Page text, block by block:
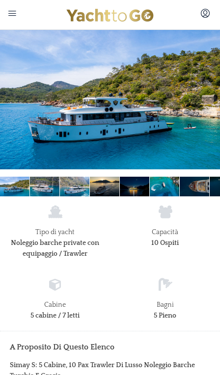
Tipo di yacht
Noleggio barche private con
equipaggio / Trawler
Capacità
10 Ospiti
Cabine
5 cabine / 7 letti
Bagni
5 Pieno
A Proposito Di Questo Elenco
Simay S: 5 Cabine, 10 Pax Trawler Di Lusso Noleggio Barche